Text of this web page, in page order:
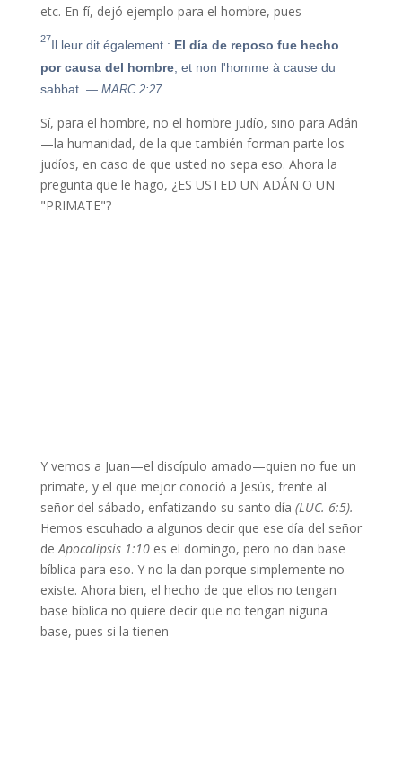
etc. En fí, dejó ejemplo para el hombre, pues—
27Il leur dit également : El día de reposo fue hecho
por causa del hombre, et non l'homme à cause du
sabbat. — MARC 2:27
Sí, para el hombre, no el hombre judío, sino para Adán
—la humanidad, de la que también forman parte los
judíos, en caso de que usted no sepa eso. Ahora la
pregunta que le hago, ¿ES USTED UN ADÁN O UN
"PRIMATE"?
Y vemos a Juan—el discípulo amado—quien no fue un
primate, y el que mejor conoció a Jesús, frente al
señor del sábado, enfatizando su santo día (LUC. 6:5).
Hemos escuhado a algunos decir que ese día del señor
de Apocalipsis 1:10 es el domingo, pero no dan base
bíblica para eso. Y no la dan porque simplemente no
existe. Ahora bien, el hecho de que ellos no tengan
base bíblica no quiere decir que no tengan niguna
base, pues si la tienen—